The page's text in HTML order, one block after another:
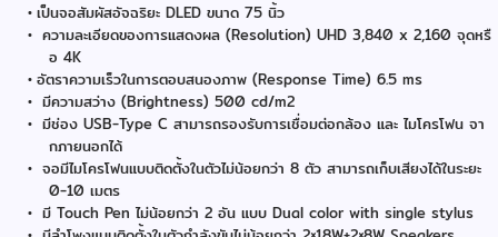
เป็นจอสัมผัสอัจฉริยะ DLED ขนาด 75 นิ้ว
ความละเอียดของการแสดงผล (Resolution) UHD 3,840 x 2,160 จุดหรื
อ 4K
อัตราความเร็วในการตอบสนองภาพ (Response Time) 6.5 ms
มีความสว่าง (Brightness) 500 cd/m2
มีช่อง USB-Type C สามารถรองรับการเชื่อมต่อกล้อง และ ไมโครโฟน จา
กภายนอกได้
จอมีไมโครโฟนแบบติดตั้งในตัวไม่น้อยกว่า 8 ตัว สามารถเก็บเสียงได้ในระยะ
0-10 เมตร
มี Touch Pen ไม่น้อยกว่า 2 อัน แบบ Dual color with single stylus